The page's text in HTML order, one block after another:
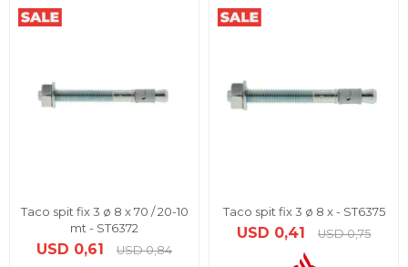
Taco spit fix 3 ø 8 x 70 / 20-10
mt - ST6372
USD 0,61 USD 0,84
Taco spit fix 3 ø 8 x - ST6375
USD 0,41 USD 0,75